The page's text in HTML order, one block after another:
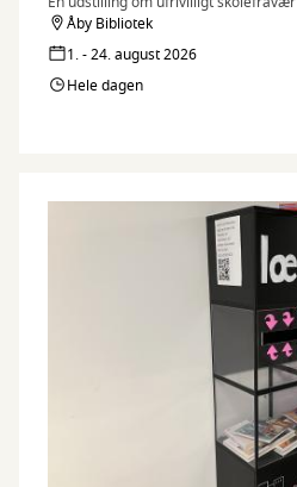
Åby Bibliotek
1. - 24. august 2026
Hele dagen